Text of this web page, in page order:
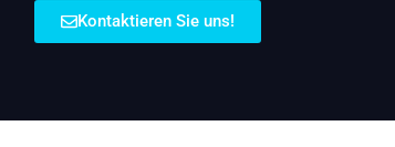
Kontaktieren Sie uns!